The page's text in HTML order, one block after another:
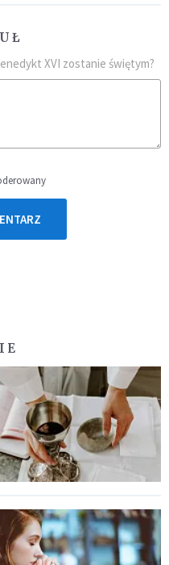
XVI zostanie świętym?